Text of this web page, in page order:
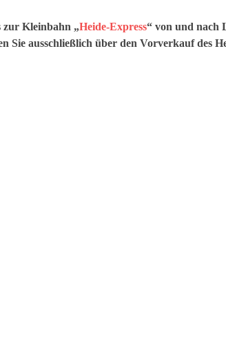
zur Kleinbahn „Heide-Express“ von und nach
Sie ausschließlich über den Vorverkauf des